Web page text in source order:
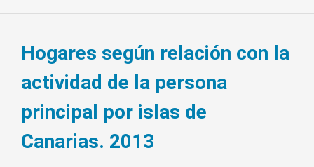
Hogares según relación con la
actividad de la persona
principal por islas de
Canarias. 2013